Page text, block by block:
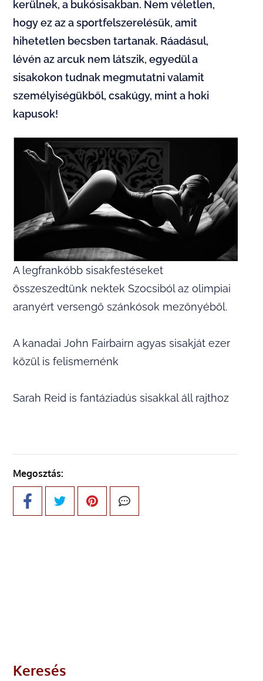
kerülnek, a bukósisakban. Nem véletlen,
hogy ez az a sportfelszerelésük, amit
hihetetlen becsben tartanak. Ráadásul,
lévén az arcuk nem látszik, egyedül a
sisakokon tudnak megmutatni valamit
személyiségükből, csakúgy, mint a hoki
kapusok!
A legfrankóbb sisakfestéseket
összeszedtünk nektek Szocsiból az olimpiai
aranyért versengő szánkósok mezőnyéből.
A kanadai John Fairbairn agyas sisakját ezer
közül is felismernénk
Sarah Reid is fantáziadús sisakkal áll rajthoz
Megosztás:
Keresés